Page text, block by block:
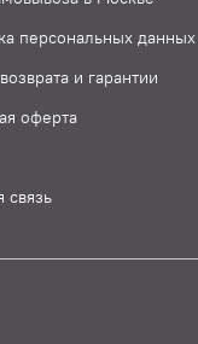
персональных данных
и гарантии
оферта
связь